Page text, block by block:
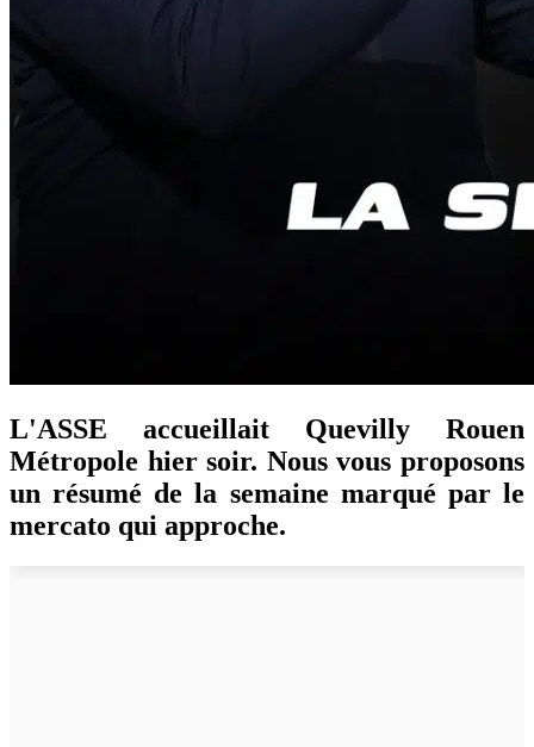
L'ASSE accueillait Quevilly Rouen
Métropole hier soir. Nous vous proposons
un résumé de la semaine marqué par le
mercato qui approche.